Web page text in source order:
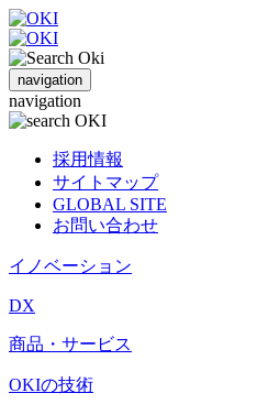
navigation
navigation
採用情報
サイトマップ
GLOBAL SITE
お問い合わせ
イノベーション
DX
商品・サービス
OKIの技術